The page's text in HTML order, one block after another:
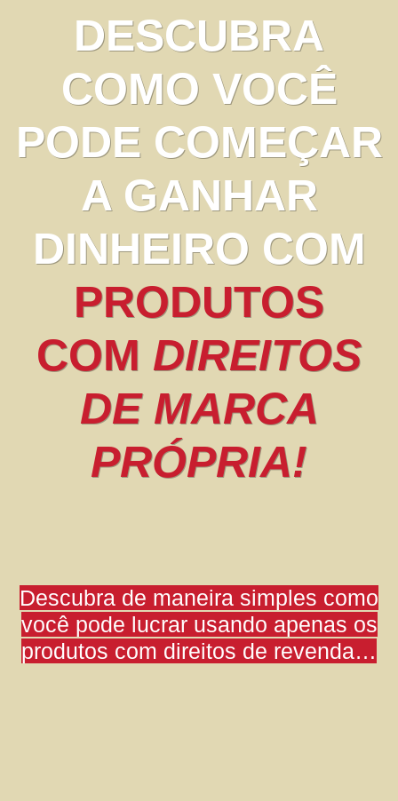
DESCUBRA
COMO VOCÊ
PODE COMEÇAR
A GANHAR
DINHEIRO COM
PRODUTOS
COM DIREITOS
DE MARCA
PRÓPRIA!
Descubra de maneira simples como
você pode lucrar usando apenas os
produtos com direitos de revenda…